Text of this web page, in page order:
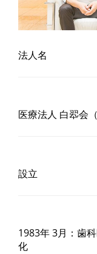
法人名
医療法人 白翆会
設立
1983年 3月：歯
化